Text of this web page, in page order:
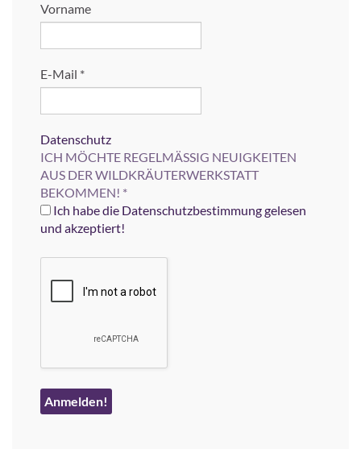
Vorname
E-Mail *
Datenschutz
ICH MÖCHTE REGELMÄSSIG NEUIGKEITEN
AUS DER WILDKRÄUTERWERKSTATT
BEKOMMEN! *
Ich habe die Datenschutzbestimmung gelesen
und akzeptiert!